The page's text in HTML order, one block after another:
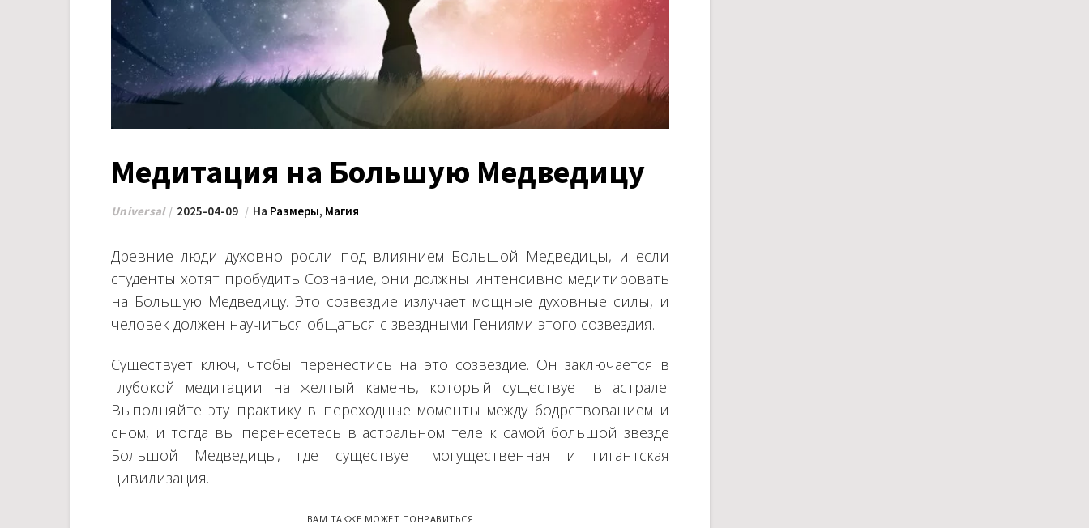
Медитация на Большую Медведицу
Universal 2025-04-09 На Размеры, Магия
Древние люди духовно росли под влиянием Большой Медведицы, и если
студенты хотят пробудить Сознание, они должны интенсивно медитировать
на Большую Медведицу. Это созвездие излучает мощные духовные силы, и
человек должен научиться общаться с звездными Гениями этого созвездия.
Существует ключ, чтобы перенестись на это созвездие. Он заключается в
глубокой медитации на желтый камень, который существует в астрале.
Выполняйте эту практику в переходные моменты между бодрствованием и
сном, и тогда вы перенесётесь в астральном теле к самой большой звезде
Большой Медведицы, где существует могущественная и гигантская
цивилизация.
ВАМ ТАКЖЕ МОЖЕТ ПОНРАВИТЬСЯ